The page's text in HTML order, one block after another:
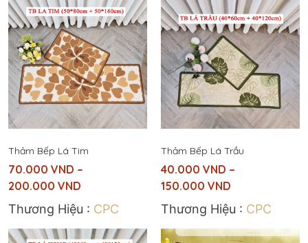
Thảm Bếp Lá Tim
70.000 VND –
200.000 VND
Thương Hiệu : CPC
Thảm Bếp Lá Trầu
40.000 VND –
150.000 VND
Thương Hiệu : CPC